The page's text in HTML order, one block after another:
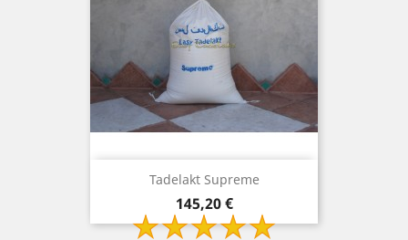
Tadelakt Supreme
Preço
145,20 €